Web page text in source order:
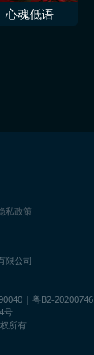
心魂低语
私政策
限公司
| 粤B2-20200746
号
所有